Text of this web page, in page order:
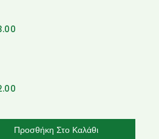
Προσθήκη Στο Καλάθι